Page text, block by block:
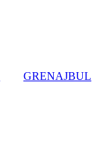
GRENAJBUL